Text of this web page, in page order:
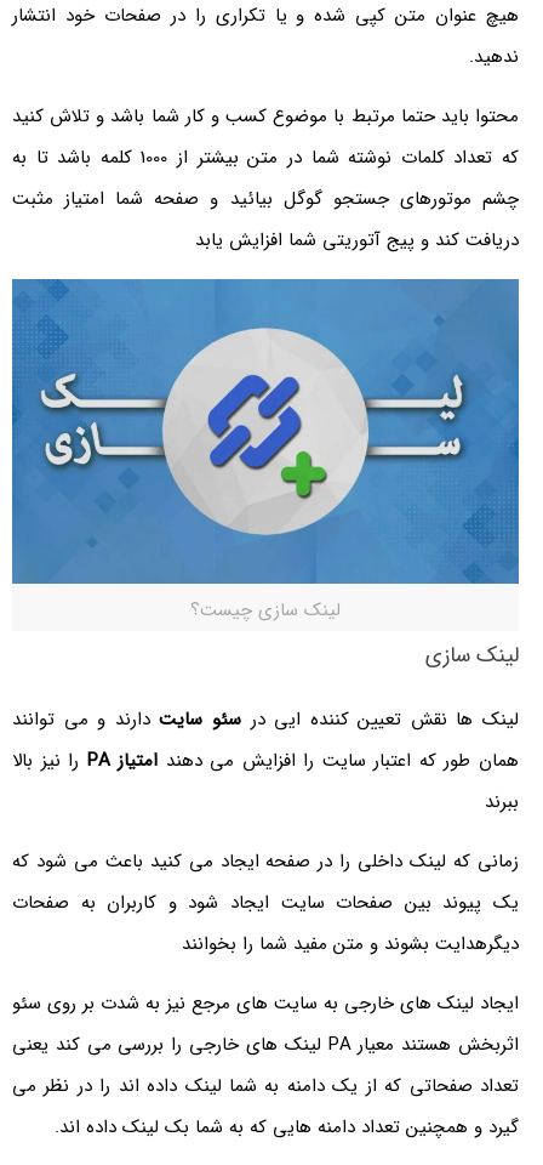
هیچ عنوان متن کپی شده و یا تکراری را در صفحات خود انتشار
ندهید.
محتوا باید حتما مرتبط با موضوع کسب و کار شما باشد و تلاش کنید
که تعداد کلمات نوشته شما در متن بیشتر از 1000 کلمه باشد تا به
چشم موتورهای جستجو گوگل بیائید و صفحه شما امتیاز مثبت
دریافت کند و پیج آتوریتی شما افزایش یابد
لینک سازی چیست؟
لینک سازی
لینک ها نقش تعیین کننده ایی در سئو سایتدارند و می توانند
همان طور که اعتبار سایت را افزایش می دهند امتیاز PA
را نیز بالا
ببرند
زمانی که لینک داخلی را در صفحه ایجاد می کنید باعث می شود که
یک پیوند بین صفحات سایت ایجاد شود و کاربران به صفحات
دیگرهدایت بشوند و متن مفید شما را بخوانند
ایجاد لینک های خارجی به سایت های مرجع نیز به شدت بر روی سئو
اثربخش هستند معیار PA لینک های خارجی را بررسی می کند یعنی
تعداد صفحاتی که از یک دامنه به شما لینک داده اند را در نظر می
گیرد و همچنین تعداد دامنه هایی که به شما بک لینک داده اند.